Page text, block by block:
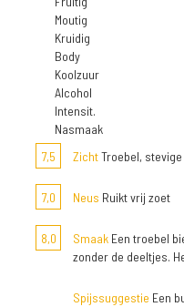
Moutig
Kruidig
Body
Koolzuur
Alcohol
Intensit.
Nasmaak
7,5
ZichtTroebel,
7,0 Neus Ruikt vrij zoet
8,0 Smaak Een troebel
zonder de deeltjes.
Spijssuggestie Een